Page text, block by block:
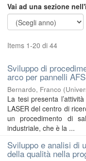
Vai ad una sezione
Items 1-20 di 44
Sviluppo di
arco per pannelli
Bernardo, Franco (
La tesi presenta
LASER del centro di
un procedimento di
industriale, che è la ...
Sviluppo e analisi di
della qualità nella